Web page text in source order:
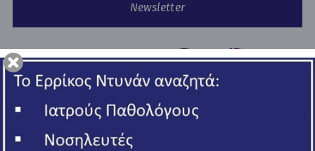
Newsletter
Copyright © 2026 Ερρίκος Ντυνάν Hospital Center.